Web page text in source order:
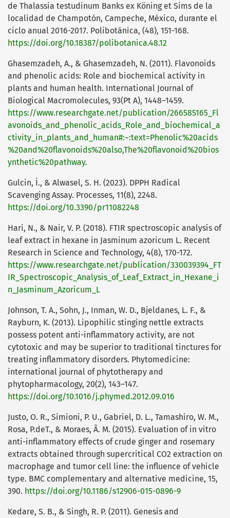
de Thalassia testudinum Banks ex Köning et Sims de la
localidad de Champotón, Campeche, México, durante el
ciclo anual 2016-2017. Polibotánica, (48), 151-168.
https://doi.org/10.18387/polibotanica.48.12
Ghasemzadeh, A., & Ghasemzadeh, N. (2011). Flavonoids
and phenolic acids: Role and biochemical activity in
plants and human health. International Journal of
Biological Macromolecules, 93(Pt A), 1448–1459.
https://www.researchgate.net/publication/266585165_Fl
avonoids_and_phenolic_acids_Role_and_biochemical_a
ctivity_in_plants_and_human#:~:text=Phenolic%20acids
%20and%20flavonoids%20also,The%20flavonoid%20bios
ynthetic%20pathway.
Gulcin, İ., & Alwasel, S. H. (2023). DPPH Radical
Scavenging Assay. Processes, 11(8), 2248.
https://doi.org/10.3390/pr11082248
Hari, N., & Nair, V. P. (2018). FTIR spectroscopic analysis of
leaf extract in hexane in Jasminum azoricum L. Recent
Research in Science and Technology, 4(8), 170-172.
https://www.researchgate.net/publication/330039394_FT
IR_Spectroscopic_Analysis_of_Leaf_Extract_in_Hexane_i
n_Jasminum_Azoricum_L
Johnson, T. A., Sohn, J., Inman, W. D., Bjeldanes, L. F., &
Rayburn, K. (2013). Lipophilic stinging nettle extracts
possess potent anti-inflammatory activity, are not
cytotoxic and may be superior to traditional tinctures for
treating inflammatory disorders. Phytomedicine:
international journal of phytotherapy and
phytopharmacology, 20(2), 143–147.
https://doi.org/10.1016/j.phymed.2012.09.016
Justo, O. R., Simioni, P. U., Gabriel, D. L., Tamashiro, W. M.,
Rosa, P.deT., & Moraes, Â. M. (2015). Evaluation of in vitro
anti-inflammatory effects of crude ginger and rosemary
extracts obtained through supercritical CO2 extraction on
macrophage and tumor cell line: the influence of vehicle
type. BMC complementary and alternative medicine, 15,
390. https://doi.org/10.1186/s12906-015-0896-9
Kedare, S. B., & Singh, R. P. (2011). Genesis and